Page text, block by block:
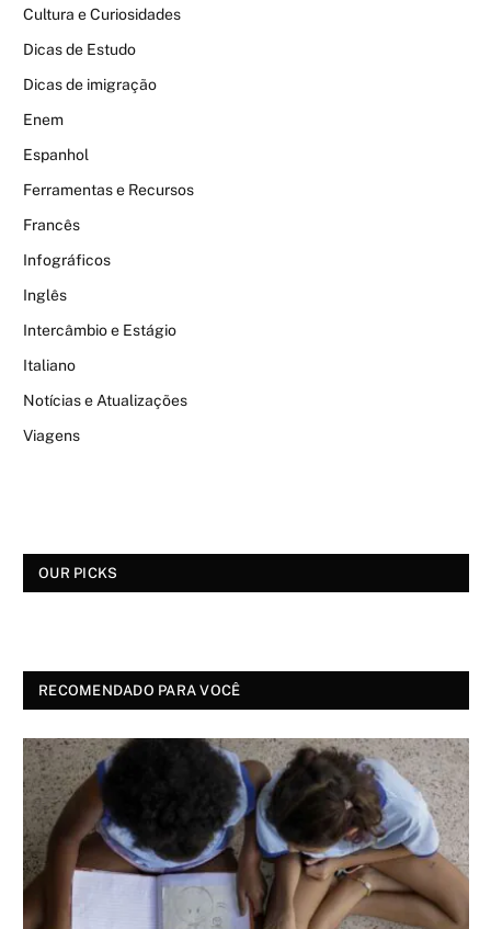
Cultura e Curiosidades
Dicas de Estudo
Dicas de imigração
Enem
Espanhol
Ferramentas e Recursos
Francês
Infográficos
Inglês
Intercâmbio e Estágio
Italiano
Notícias e Atualizações
Viagens
OUR PICKS
RECOMENDADO PARA VOCÊ